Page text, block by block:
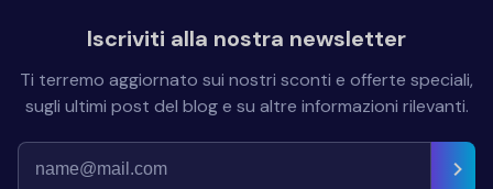
Iscriviti alla nostra newsletter
Ti terremo aggiornato sui nostri sconti e offerte speciali,
sugli ultimi post del blog e su altre informazioni rilevanti.